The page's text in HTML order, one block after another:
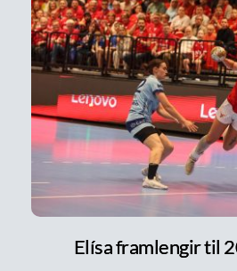
Elísa framlengir til